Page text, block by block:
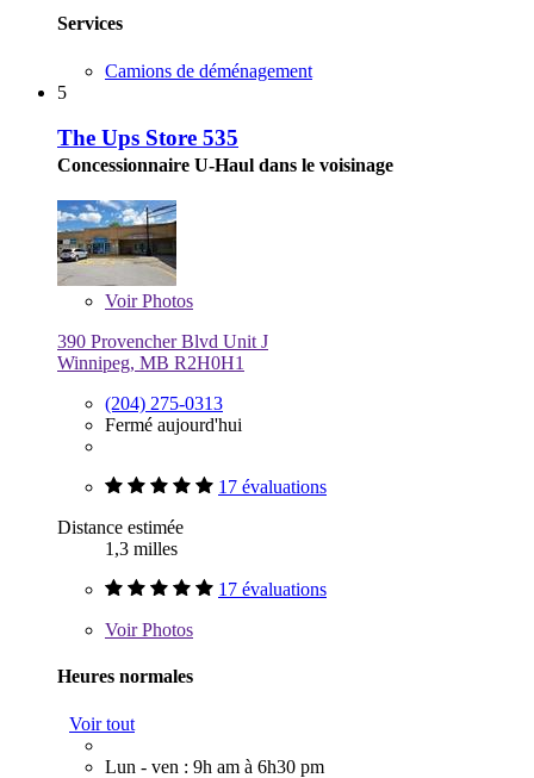
Services
Camions de déménagement
5
The Ups Store 535
Concessionnaire U-Haul dans le voisinage
VoirPhotos
390 Provencher Blvd Unit J
Winnipeg, MB R2H0H1
(204) 275-0313
Fermé aujourd'hui
17 évaluations
Distance estimée
1,3 milles
17 évaluations
VoirPhotos
Heures normales
Voir tout
Lun - ven : 9h am à 6h30 pm